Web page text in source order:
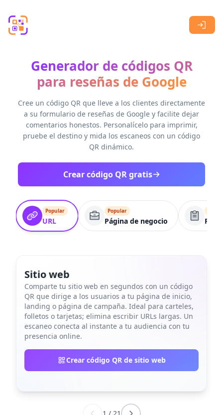
Generador de códigos QR
para reseñas de Google
Cree un código QR que lleve a los clientes directamente
a su formulario de reseñas de Google y facilite dejar
comentarios honestos. Personalícelo para imprimir,
pruebe el destino y mida los escaneos con un código
QR dinámico.
Crear código QR gratis
Popular
URL
Popular
Página de negocio
Sitio web
Comparte tu sitio web en segundos con un código
QR que dirige a los usuarios a tu página de inicio,
landing o página de campaña. Ideal para carteles,
folletos o tarjetas; elimina escribir URLs largas. Un
escaneo conecta al instante a tu audiencia con tu
presencia online.
Crear código QR de sitio web